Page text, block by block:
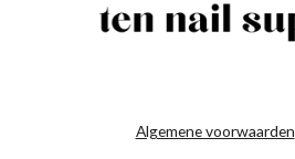
Algemene voorwaarden